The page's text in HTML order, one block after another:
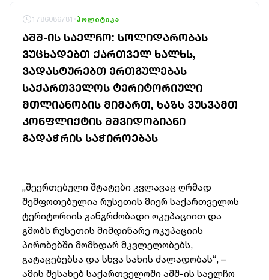
1786086781 პოლიტიკა
ᲐᲨᲨ-ᲘᲡ ᲡᲐᲔᲚᲩᲝ: ᲡᲝᲚᲘᲓᲐᲠᲝᲑᲐᲡ
ᲕᲣᲪᲮᲐᲓᲔᲑᲗ ᲥᲐᲠᲗᲕᲔᲚ ᲮᲐᲚᲮᲡ,
ᲕᲐᲓᲐᲡᲢᲣᲠᲔᲑᲗ ᲔᲠᲗᲒᲣᲚᲔᲑᲐᲡ
ᲡᲐᲥᲐᲠᲗᲕᲔᲚᲝᲡ ᲢᲔᲠᲘᲢᲝᲠᲘᲣᲚᲘ
ᲛᲗᲚᲘᲐᲜᲝᲑᲘᲡ ᲛᲘᲛᲐᲠᲗ, ᲮᲐᲖᲡ ᲕᲣᲡᲕᲐᲛᲗ
ᲙᲝᲜᲤᲚᲘᲥᲢᲘᲡ ᲛᲨᲕᲘᲓᲝᲑᲘᲐᲜᲘ
ᲒᲐᲓᲐᲭᲠᲘᲡ ᲡᲐᲭᲘᲠᲝᲔᲑᲐᲡ
„შეერთებული შტატები კვლავაც ღრმად
შეშფოთებულია რუსეთის მიერ საქართველოს
ტერიტორიის განგრძობადი ოკუპაციით და
გმობს რუსეთის მიმდინარე ოკუპაციის
პირობებში მომხდარ მკვლელობებს,
გატაცებებსა და სხვა სახის ძალადობას“, –
ამის შესახებ საქართველოში აშშ-ის საელჩო